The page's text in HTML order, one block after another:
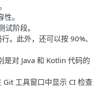
。
阶段。
。此外，还可以按 90%、
是对 Java 和 Kotlin 代码的
工具窗口中显示 CI 检查